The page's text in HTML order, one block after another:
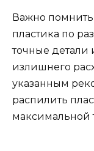
Важно
пластика по
точные детали
излишнего
указанным
распилить
максимальной